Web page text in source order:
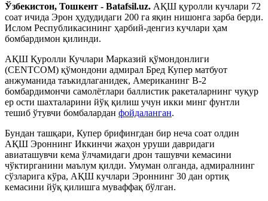
Ўзбекистон, Тошкент - Batafsil.uz. АҚШ қуролли кучлари 72
соат ичида Эрон ҳудудидаги 200 га яқин нишонга зарба берди.
Ислом Республикасининг ҳарбий-денгиз кучлари ҳам
бомбардимон қилинди.
АҚШ Қуролли Кучлари Марказий қўмондонлиги
(CЕNТCОМ) қўмондони адмирал Бред Купер матбуот
анжуманида таъкидлаганидек, Американинг В-2
бомбардимончи самолётлари баллистик ракеталарнинг чуқур
ер ости шахталарини йўқ қилиш учун икки минг фунтли
тешиб ўтувчи бомбалардан фойдаланган.
Бундан ташқари, Купер брифингдан бир неча соат олдин
АҚШ Эроннинг Иккинчи жаҳон уруши давридаги
авиаташувчи кема ўлчамидаги дрон ташувчи кемасини
чўктирганини маълум қилди. Умуман олганда, адмиралнинг
сўзларига кўра, АҚШ кучлари Эроннинг 30 дан ортиқ
кемасини йўқ қилишга муваффақ бўлган.